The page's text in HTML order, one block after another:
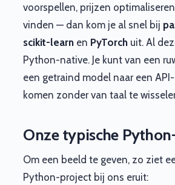
voorspellen, prijzen
vinden — dan kom je al snel bij
scikit-learn en PyTorch uit. Al
Python-native. Je kunt van een
een getraind model naar een
komen zonder van taal te
Onze typische
Om een beeld te geven, zo ziet
Python-project bij ons eruit: